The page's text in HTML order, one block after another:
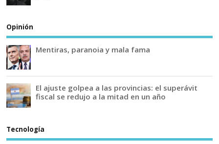
Opinión
Mentiras, paranoia y mala fama
El ajuste golpea a las provincias: el superávit
fiscal se redujo a la mitad en un año
Tecnología